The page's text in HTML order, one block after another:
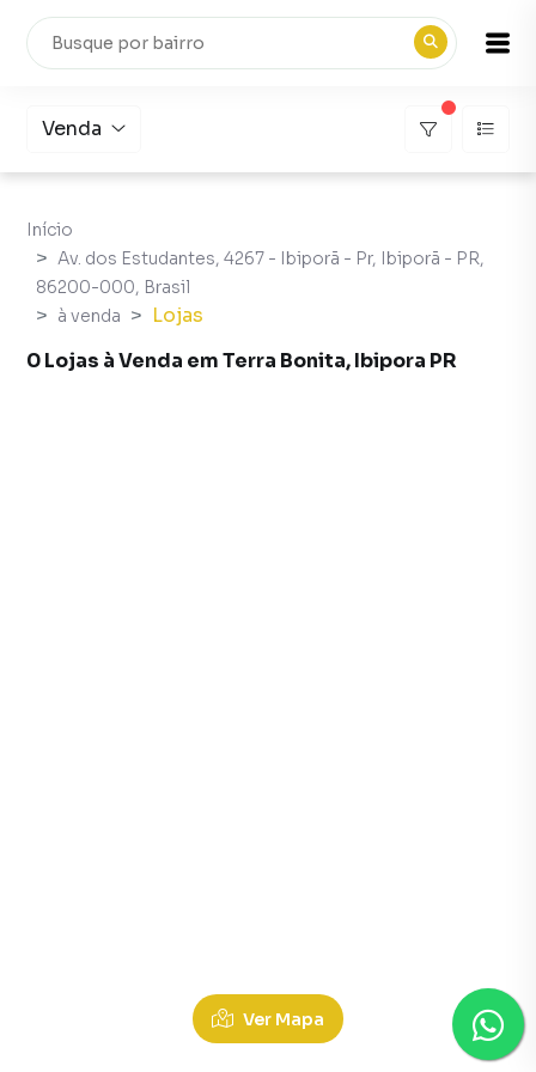
Venda
Início
Av. dos Estudantes, 4267 - Ibiporã - Pr, Ibiporã - PR,
86200-000, Brasil
à venda
Lojas
0 Lojas à Venda em Terra Bonita, Ibipora PR
Ver Mapa